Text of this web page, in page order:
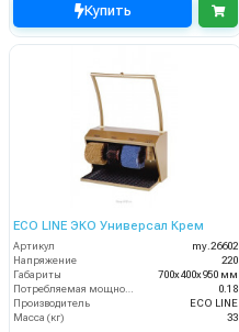
Купить
ECO LINE ЭКО Универсал Крем
Артикул
my.26602
Напряжение
220
Габариты
700х400х950 мм
0.18
Производитель
ECO LINE
Масса (кг)
33